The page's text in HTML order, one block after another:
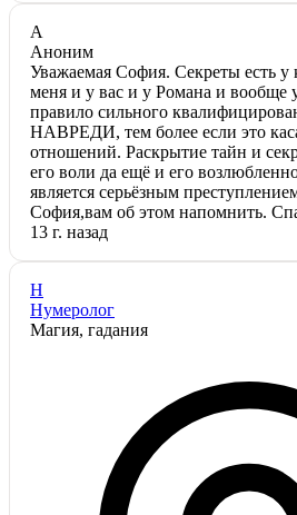
А
Аноним
Уважаемая София. Секреты есть у
меня и у вас и у Романа и вообще
правило сильного
НАВРЕДИ, тем более если это
отношений. Раскрытие тайн и
его воли да ещё и его
является серьёзным
София,вам об этом напомнить.
13 г. назад
Н
Нумеролог
Магия, гадания